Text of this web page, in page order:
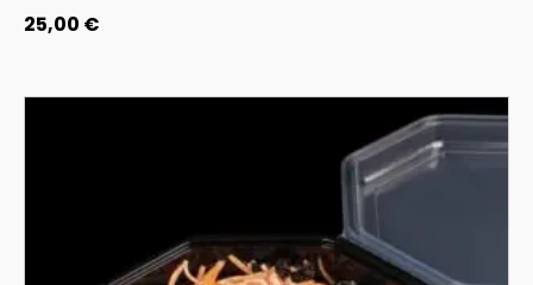
25,00 €